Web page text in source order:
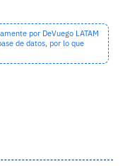
por DeVuego LATAM
de datos, por lo que